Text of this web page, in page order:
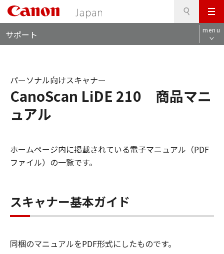
メ
ニ
ュ
サポート menu
CanoScan LiDE 210 商品マニ
ュアル
パーソナル向けスキャナー
ホームページ内に掲載されている電子マニュアル（PDF
ファイル）の一覧です。
スキャナー基本ガイド
同梱のマニュアルをPDF形式にしたものです。